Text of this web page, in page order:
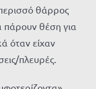
θάρρος
πάρουν θέση για
όταν είχαν
πλευρές.